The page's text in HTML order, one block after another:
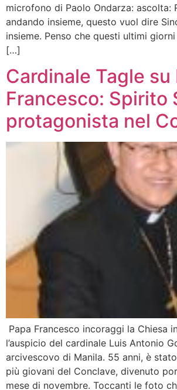
microfono di Paolo Ondarza: ascolta:
andando insieme, questo vuol dire
insieme. Penso che questi ultimi
[…]
Cardinale Tagle su
Francesco: Spirito
protagonista nel
Papa Francesco incoraggi la Chiesa
l’auspicio del cardinale Luis Antonio
arcivescovo di Manila. 55 anni, è
più giovani del Conclave, divenuto
mese di novembre. Toccanti le foto